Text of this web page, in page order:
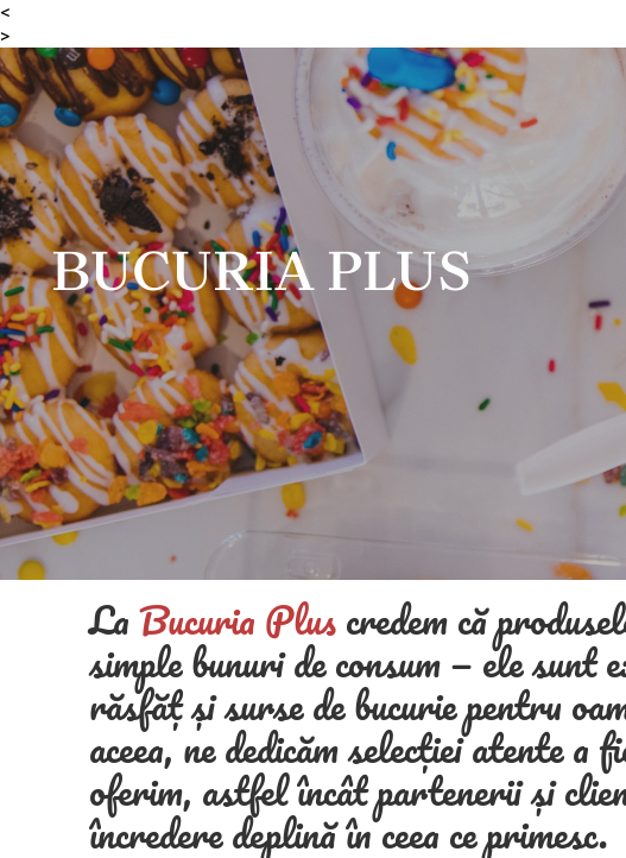
<
>
BUCURIA PLUS
LaBucuria Pluscredem că
simple bunuri de consum — ele sunt
răsfăț și surse de bucurie pentru
aceea, ne dedicăm selecției atente a
oferim, astfel încât partenerii și
încredere deplină în ceea ce primesc.